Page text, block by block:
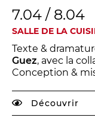
7.04 / 8.04
SALLE DE LA
Texte &
Guez, avec la
Conception &
Découvrir